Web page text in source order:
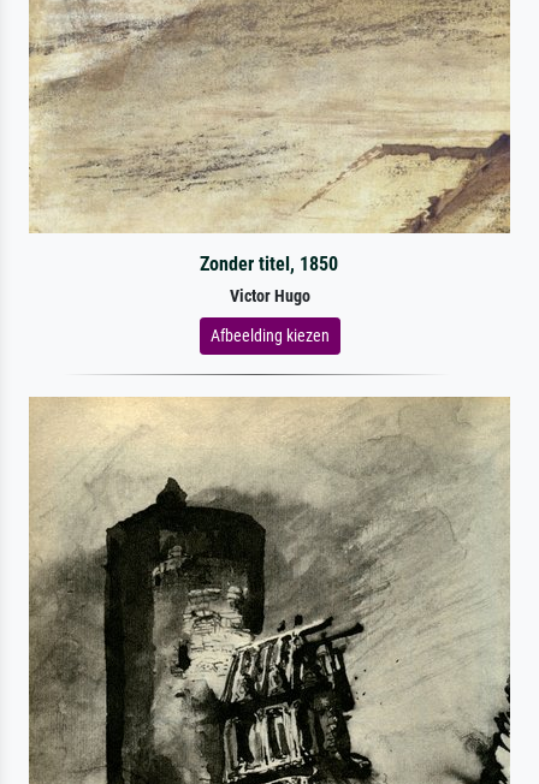
Zonder titel, 1850
Victor Hugo
Afbeelding kiezen